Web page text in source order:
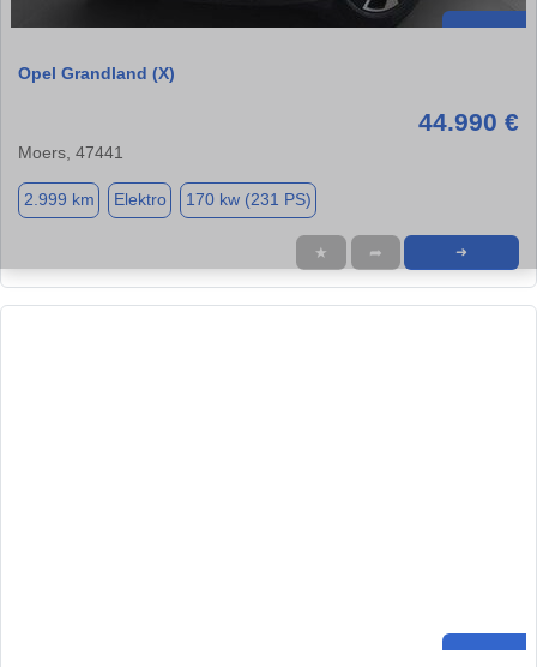
Opel Grandland (X)
44.990 €
Moers, 47441
2.999 km Elektro 170 kw (231 PS)
★ ➦ ➜